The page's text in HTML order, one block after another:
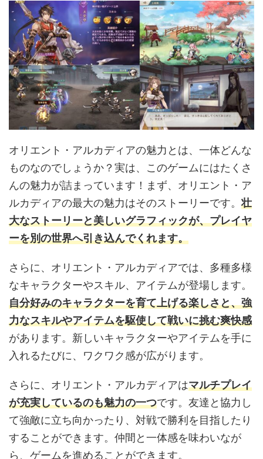
オリエント・アルカディアの魅力とは、一体どんな
ものなのでしょうか？実は、このゲームにはたくさ
んの魅力が詰まっています！まず、オリエント・ア
ルカディアの最大の魅力はそのストーリーです。壮
大なストーリーと美しいグラフィックが、プレイヤ
ーを別の世界へ引き込んでくれます。
さらに、オリエント・アルカディアでは、多種多様
なキャラクターやスキル、アイテムが登場します。
自分好みのキャラクターを育て上げる楽しさと、強
力なスキルやアイテムを駆使して戦いに挑む爽快感
があります。新しいキャラクターやアイテムを手に
入れるたびに、ワクワク感が広がります。
さらに、オリエント・アルカディアはマルチプレイ
が充実しているのも魅力の一つです。友達と協力し
て強敵に立ち向かったり、対戦で勝利を目指したり
することができます。仲間と一体感を味わいなが
ら、ゲームを進めることができます。